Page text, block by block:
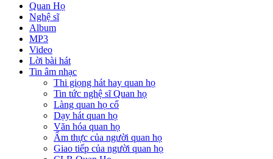
Quan Họ
Nghệ sĩ
Album
MP3
Video
Lời bài hát
Tin âm nhạc
Thi giọng hát hay quan họ
Tin tức nghệ sĩ Quan họ
Làng quan họ cổ
Dạy hát quan họ
Văn hóa quan họ
Ẩm thực của người quan họ
Giao tiếp của người quan họ